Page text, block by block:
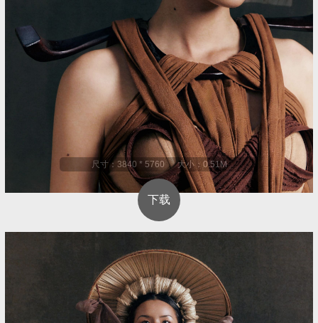
尺寸：3840 * 5760 大小：0.51M
下载